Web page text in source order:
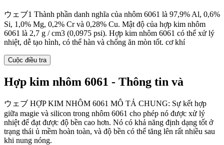
ウェブ1 Thành phần danh nghĩa của nhôm 6061 là 97,9% Al, 0,6%
Si, 1,0% Mg, 0,2% Cr và 0,28% Cu. Mật độ của hợp kim nhôm
6061 là 2,7 g / cm3 (0,0975 psi). Hợp kim nhôm 6061 có thể xử lý
nhiệt, dễ tạo hình, có thể hàn và chống ăn mòn tốt. cơ khí
Cuộc điều tra
Hợp kim nhôm 6061 - Thông tin và
ウェブ HỢP KIM NHÔM 6061 MÔ TẢ CHUNG: Sự kết hợp
giữa magie và silicon trong nhôm 6061 cho phép nó được xử lý
nhiệt để đạt được độ bền cao hơn. Nó có khả năng định dạng tốt ở
trạng thái ủ mềm hoàn toàn, và độ bền có thể tăng lên rất nhiều sau
khi nung nóng.